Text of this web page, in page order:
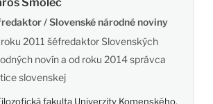
Smolec
/ Slovenské národné noviny
roku 2011 šéfredaktor Slovenských
novín a od roku 2014 správca
slovenskej
fakulta Univerzity Komenského,